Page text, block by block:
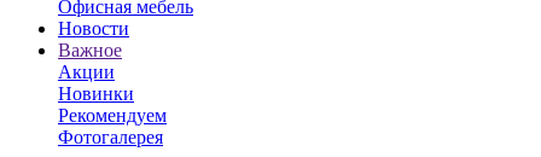
Офисная мебель
Новости
Важное
Акции
Новинки
Рекомендуем
Фотогалерея